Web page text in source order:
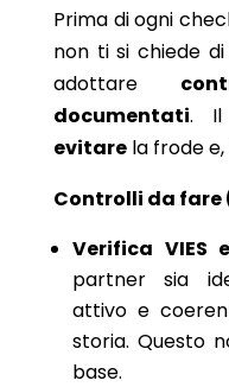
Prima di ogni
non ti si chiede
adottare
documentati. Il
evitarela frode e,
Controlli da fare
Verifica VIES
partner sia
attivo e
storia. Questo
base.